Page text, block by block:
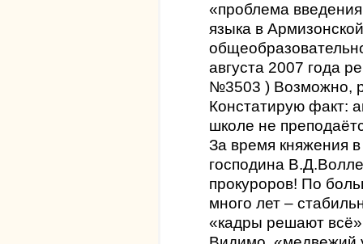
«проблема
языка в
августа 2007 года
№3503 ) Возможно,
Констатирую факт:
школе не
За время княжения
господина
прокуроров! По
много лет –
«кадры решают